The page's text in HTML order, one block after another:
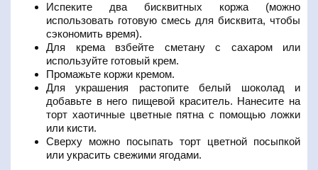
Испеките два бисквитных коржа (можно
использовать готовую смесь для бисквита, чтобы
сэкономить время).
Для крема взбейте сметану с сахаром или
используйте готовый крем.
Промажьте коржи кремом.
Для украшения растопите белый шоколад и
добавьте в него пищевой краситель. Нанесите на
торт хаотичные цветные пятна с помощью ложки
или кисти.
Сверху можно посыпать торт цветной посыпкой
или украсить свежими ягодами.